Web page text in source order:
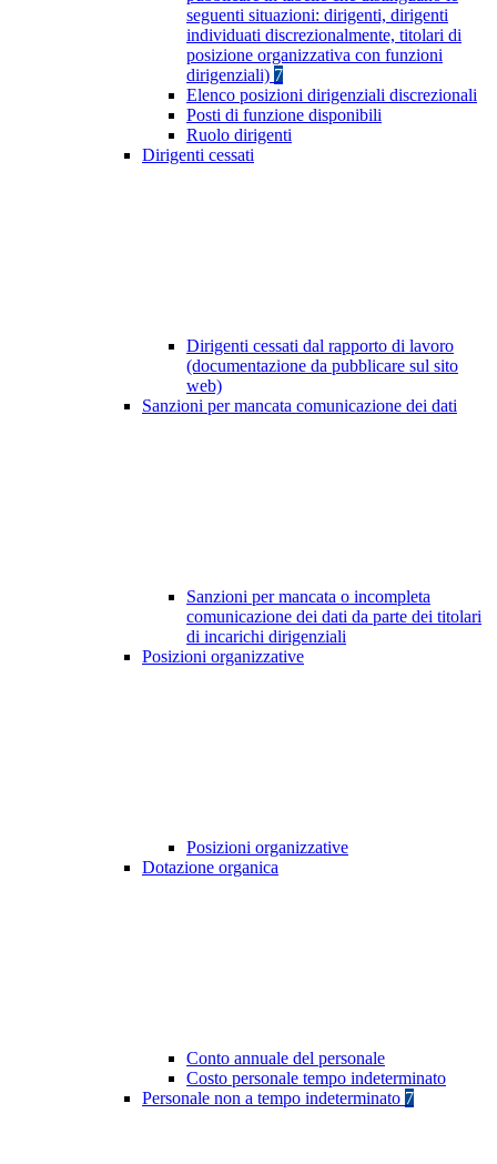
seguenti situazioni: dirigenti, dirigenti
individuati discrezionalmente, titolari di
posizione organizzativa con funzioni
dirigenziali) 7
Elenco posizioni dirigenziali discrezionali
Posti di funzione disponibili
Ruolo dirigenti
Dirigenti cessati
Dirigenti cessati dal rapporto di lavoro
(documentazione da pubblicare sul sito
web)
Sanzioni per mancata comunicazione dei dati
Sanzioni per mancata o incompleta
comunicazione dei dati da parte dei titolari
di incarichi dirigenziali
Posizioni organizzative
Posizioni organizzative
Dotazione organica
Conto annuale del personale
Costo personale tempo indeterminato
Personale non a tempo indeterminato 7